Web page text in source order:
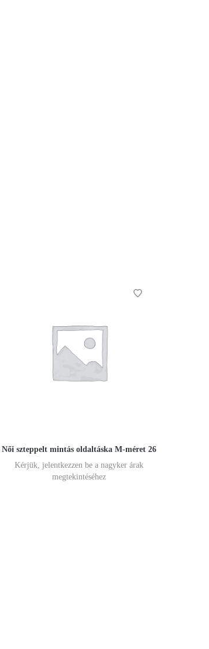
Női szteppelt mintás oldaltáska M-méret 26
Kérjük, jelentkezzen be a nagyker árak
megtekintéséhez